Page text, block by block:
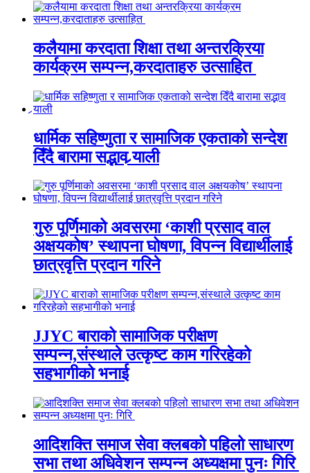
कलैयामा करदाता शिक्षा तथा अन्तरक्रिया
कार्यक्रम सम्पन्न,करदाताहरु उत्साहित
धार्मिक सहिष्णुता र सामाजिक एकताको सन्देश
दिँदै बारामा सद्भाव र्‍याली
गुरु पूर्णिमाको अवसरमा ‘काशी प्रसाद वाल
अक्षयकोष’ स्थापना घोषणा, विपन्न विद्यार्थीलाई
छात्रवृत्ति प्रदान गरिने
JJYC बाराको सामाजिक परीक्षण
सम्पन्न,संस्थाले उत्कृष्ट काम गरिरहेको
सहभागीको भनाई
आदिशक्ति समाज सेवा क्लबको पहिलो साधारण
सभा तथा अधिवेशन सम्पन्न अध्यक्षमा पुनः गिरि